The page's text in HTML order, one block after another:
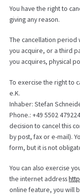
You have the right to
giving any reason.
The cancellation period
you acquire, or a third
you acquires, physical
To exercise the right to
e.K.
Inhaber: Stefan
Phone.: +49 5502
decision to cancel this
by post, fax or e-mail).
form, but it is not
You can also exercise
the internet address
online feature, you will